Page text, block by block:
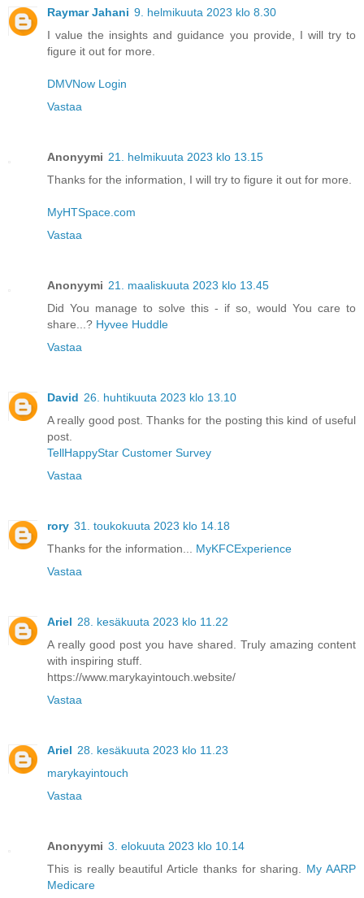
Raymar Jahani 9. helmikuuta 2023 klo 8.30
I value the insights and guidance you provide, I will try to
figure it out for more.
DMVNow Login
Vastaa
Anonyymi 21. helmikuuta 2023 klo 13.15
Thanks for the information, I will try to figure it out for more.
MyHTSpace.com
Vastaa
Anonyymi 21. maaliskuuta 2023 klo 13.45
Did You manage to solve this - if so, would You care to
share...? Hyvee Huddle
Vastaa
David 26. huhtikuuta 2023 klo 13.10
A really good post. Thanks for the posting this kind of useful
post.
TellHappyStar Customer Survey
Vastaa
rory 31. toukokuuta 2023 klo 14.18
Thanks for the information... MyKFCExperience
Vastaa
Ariel 28. kesäkuuta 2023 klo 11.22
A really good post you have shared. Truly amazing content
with inspiring stuff.
https://www.marykayintouch.website/
Vastaa
Ariel 28. kesäkuuta 2023 klo 11.23
marykayintouch
Vastaa
Anonyymi 3. elokuuta 2023 klo 10.14
This is really beautiful Article thanks for sharing. My AARP
Medicare